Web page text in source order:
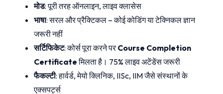
मोड: पूरी तरह ऑनलाइन, लाइव क्लासेस
भाषा: सरल और प्रैक्टिकल – कोई कोडिंग या टेक्निकल ज्ञान
जरूरी नहीं
सर्टिफिकेट: कोर्स पूरा करने परCourse Completion
Certificateमिलता है। 75% लाइव अटेंडेंस जरूरी
फैकल्टी: हार्वर्ड, मेयो क्लिनिक, IISc, IIM जैसे संस्थानों के
एक्सपर्ट्स